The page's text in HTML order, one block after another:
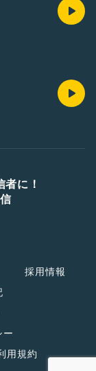
に！
採用情報
ー
用規約